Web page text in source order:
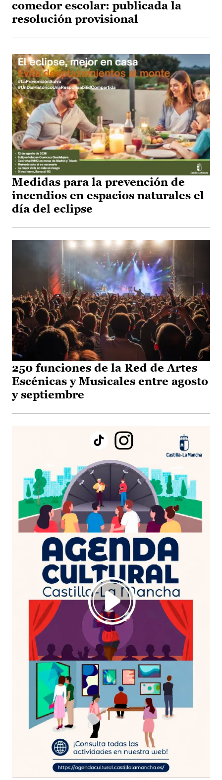
comedor escolar: publicada la
resolución provisional
Medidas para la prevención de
incendios en espacios naturales el
día del eclipse
250 funciones de la Red de Artes
Escénicas y Musicales entre agosto
y septiembre